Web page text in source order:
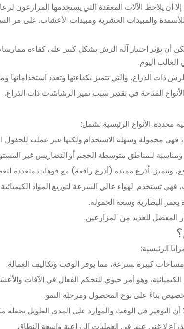
أن يلاحظ الآلات المعقدة التي يستخدمها المزارعون
والمبيدات الحشرية ومبيدات الأعشاب. على مر
أن يؤثر اختيار آلة الرش بشكل كبير على كفاءة
اليوم.
الذراع، والتي تتميز بكفاءتها وتعدد استخداماتها
المتاحة في تقدير سبب تميز الرشاشات ذات الذراع.
محددة. الأنواع الرئيسية تشمل:
المفضل للعديد من المزارعين.
الرئيسية:
مساحات كبيرة بسرعة، مما يوفر الوقت وتكاليف العمالة.
وهو أمر حيوي للتحكم الفعال في الآفات
بناءً على نوع المحصول ومرحلة النمو.
التوفير في الوقت والموارد على المدى الطويل يجعله
لا غنى عنها في العمليات الزراعية واسعة النطاق.